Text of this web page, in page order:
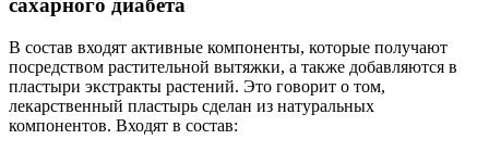
сахарного диабета
В состав входят активные компоненты, которые получают
посредством растительной вытяжки, а также добавляются в
пластыри экстракты растений. Это говорит о том,
лекарственный пластырь сделан из натуральных
компонентов. Входят в состав: